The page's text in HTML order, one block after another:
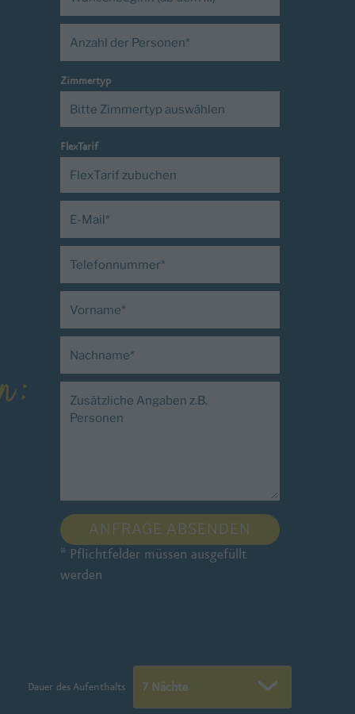
Zimmertyp
FlexTarif
* Pflichtfelder müssen ausgefüllt
werden
e
Dauer des Aufenthalts